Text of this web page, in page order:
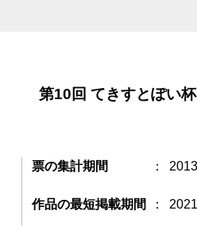
第10回 てきすとぽい
票の集計期間 ：
作品の最短掲載期間 ：